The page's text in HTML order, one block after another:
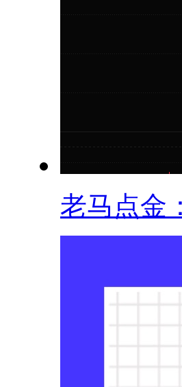
老马点金